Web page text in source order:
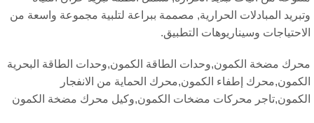
المبادلات الحرارية, مصممة ببراعة لتلبية مجموعة واسعة من
وسيناريوهات التطبيق.
مضخة الكمون,وحدات الطاقة الكمون,وحدات الطاقة البحرية
إطفاء الكمون,محرك الحماية من الانفجار
محركات مضخات الكمون,وكيل محرك مضخة الكمون